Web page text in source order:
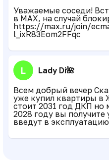
L Lady Di🌺
Всем добрый вечер
уже купил квартиры в
стоит 2031 год ДКП но
2028 году вы
введут в
Уважаемые соседи!
в MAX, на случай
https://max.ru/join/
l_ixR83Eom2FFqc